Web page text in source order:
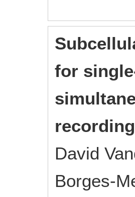
for
David
Borges-